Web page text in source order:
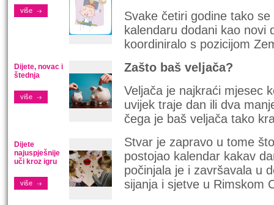
više
Dijete, novac i
štednja
više
Dijete
najuspješnije
uči kroz igru
više
Svake četiri godine tako
kalendaru dodani kao novi
koordiniralo s pozicijom
Zašto baš veljača?
Veljača je najkraći mjesec
uvijek traje dan ili dva
čega je baš veljača tako
Stvar je zapravo u tome
postojao kalendar kakav
počinjala je i završavala u
sijanja i sjetve u Rimskom